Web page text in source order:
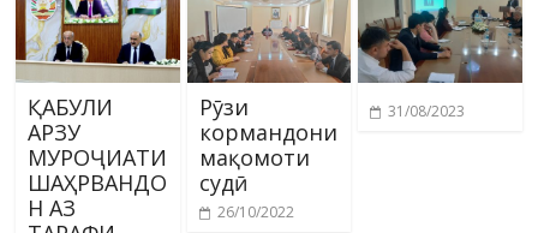
ҚАБУЛИ
АРЗУ
МУРОҶИАТИ
ШАҲРВАНДО
Н АЗ
Рӯзи
кормандони
мақомоти
судӣ
26/10/2022
31/08/2023